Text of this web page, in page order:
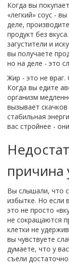
Когда вы
«легкий» соус -
деле,
продукт без
загустители и
вы получаете
но на деле - это
Жир - это не враг.
Когда вы едите
организм
вызывает
стабильная
вас стройнее -
причина
Вы слышали, что
избытке. Но если
это не просто
не сокращаются
клетки не
вы чувствуете
думаете, что у
съели